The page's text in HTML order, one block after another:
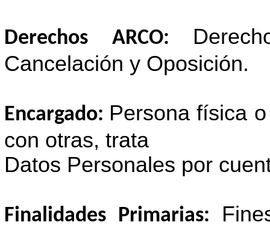
Derechos ARCO:
Cancelación y Oposición.
Encargado: Persona física
con otras, trata
Datos Personales por
Finalidades Primarias: